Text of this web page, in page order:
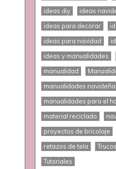
ideas diy
ideas
ideas para decorar
ideas para navidad
ideas y manualidades
manualidad
manualidades
manualidades para el
material reciclado
proyectos de bricolaje
retazos de tela
Trucos
Tutoriales